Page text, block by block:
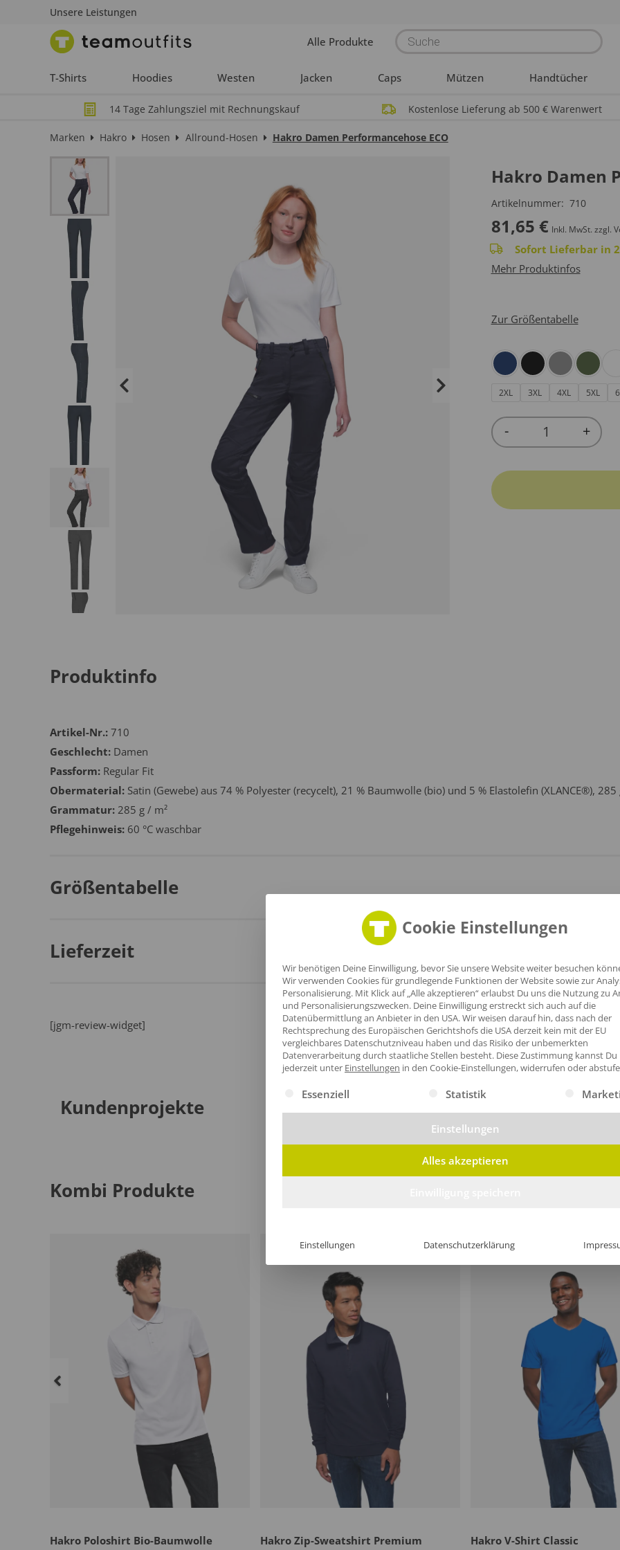
Unsere Leistungen
Alle Produkte Products
search
T-Shirts Hoodies Westen Jacken Caps Mützen Handtücher
14 Tage Zahlungsziel mit Rechnungskauf Kostenlose Lieferung ab 500 € Warenwert
Marken Hakro Hosen Allround-Hosen Hakro Damen Performancehose ECO
Hakro Damen
Artikelnummer: 710
81,65 € Inkl. MwSt. zzgl.
Sofort Lieferbar in
Mehr Produktinfos
Zur Größentabelle
2XL 3XL 4XL 5XL
Quantity
- +
Produktinfo
Artikel-Nr.: 710
Geschlecht: Damen
Passform: Regular Fit
Obermaterial: Satin (Gewebe) aus 74 % Polyester (recycelt), 21 % Baumwolle (bio) und 5 % Elastolefin (XLANCE®), 285
Grammatur: 285 g / m²
Pflegehinweis: 60 °C waschbar
Größentabelle
Lieferzeit
[jgm-review-widget]
Kundenprojekte
Kombi Produkte
Hakro Poloshirt Bio-Baumwolle Hakro Zip-Sweatshirt Premium Hakro V-Shirt Classic
Cookie Einstellungen
Wir benötigen Deine Einwilligung, bevor Sie unsere Website weiter besuchen
Wir verwenden Cookies für grundlegende Funktionen der Website sowie zur
Personalisierung. Mit Klick auf „Alle akzeptieren“ erlaubst Du uns die Nutzung zu
und Personalisierungszwecken. Deine Einwilligung erstreckt sich auch auf die
Datenübermittlung an Anbieter in den USA. Wir weisen darauf hin, dass nach der
Rechtsprechung des Europäischen Gerichtshofs die USA derzeit kein mit der EU
vergleichbares Datenschutzniveau haben und das Risiko der unbemerkten
Datenverarbeitung durch staatliche Stellen besteht. Diese Zustimmung kannst Du
jederzeit unter Einstellungen in den Cookie-Einstellungen, widerrufen oder
Es folgt eine Liste der Service-Gruppen, für die eine Einwilligung
Essenziell Statistik
Einstellungen
Alles akzeptieren
Einstellungen Datenschutzerklärung